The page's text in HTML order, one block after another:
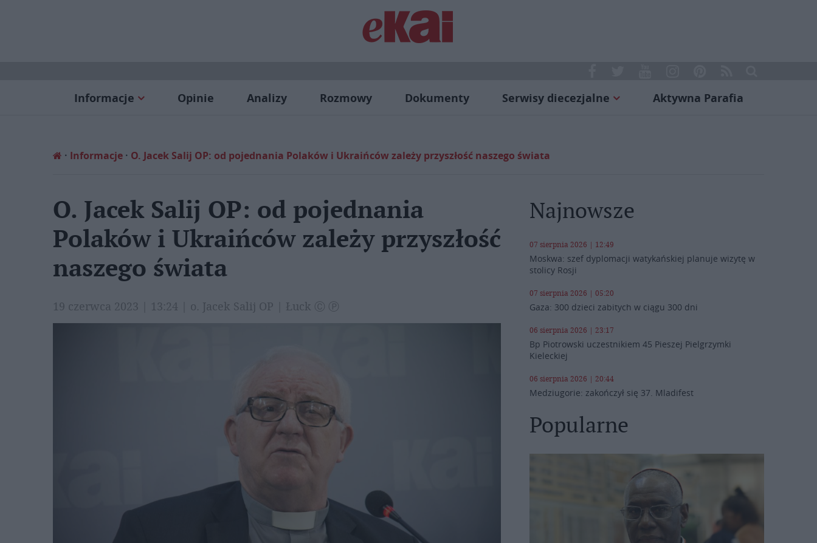
Informacje Opinie Analizy Rozmowy Dokumenty Serwisy diecezjalne Aktywna Parafia
Informacje O. Jacek Salij OP: od pojednania Polaków i Ukraińców zależy przyszłość naszego świata
O. Jacek Salij OP: od pojednania
Polaków i Ukraińców zależy przyszłość
naszego świata
19 czerwca 2023 | 13:24 | o. Jacek Salij OP | Łuck Ⓒ Ⓟ
Najnowsze
07 sierpnia 2026 | 12:49
Moskwa: szef dyplomacji watykańskiej planuje wizytę w
stolicy Rosji
07 sierpnia 2026 | 05:20
Gaza: 300 dzieci zabitych w ciągu 300 dni
06 sierpnia 2026 | 23:17
Bp Piotrowski uczestnikiem 45 Pieszej Pielgrzymki
Kieleckiej
06 sierpnia 2026 | 20:44
Medziugorie: zakończył się 37. Mladifest
Popularne